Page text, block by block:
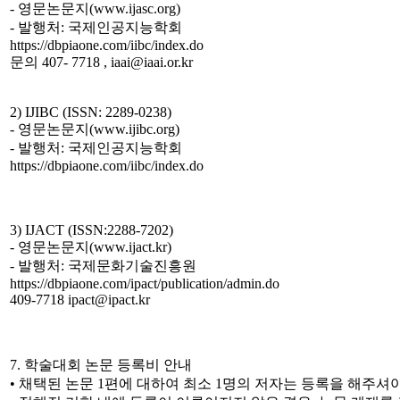
- 영문논문지(www.ijasc.org)
- 발행처: 국제인공지능학회
https://dbpiaone.com/iibc/index.do
문의 407- 7718 , iaai@iaai.or.kr
2) IJIBC (ISSN: 2289-0238)
- 영문논문지(www.ijibc.org)
- 발행처: 국제인공지능학회
https://dbpiaone.com/iibc/index.do
3) IJACT (ISSN:2288-7202)
- 영문논문지(www.ijact.kr)
- 발행처: 국제문화기술진흥원
https://dbpiaone.com/ipact/publication/admin.do
409-7718 ipact@ipact.kr
7. 학술대회 논문 등록비 안내
• 채택된 논문 1편에 대하여 최소 1명의 저자는 등록을 해주셔